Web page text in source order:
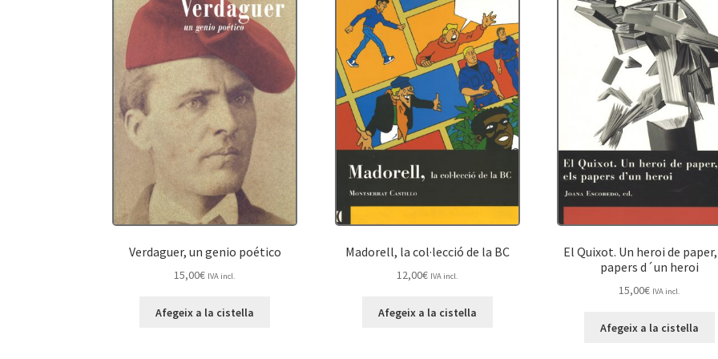
Verdaguer, un genio poético
15,00€ IVA incl.
Afegeix a la cistella
Madorell, la col·lecció de la BC
12,00€ IVA incl.
Afegeix a la cistella
El Quixot. Un heroi de
papers d´un heroi
15,00€ IVA incl.
Afegeix a la cistella